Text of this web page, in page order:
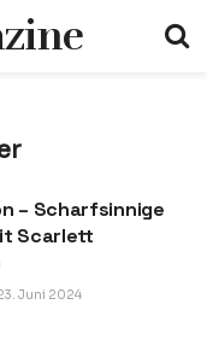
– Scharfsinnige
Scarlett
Juni 2024